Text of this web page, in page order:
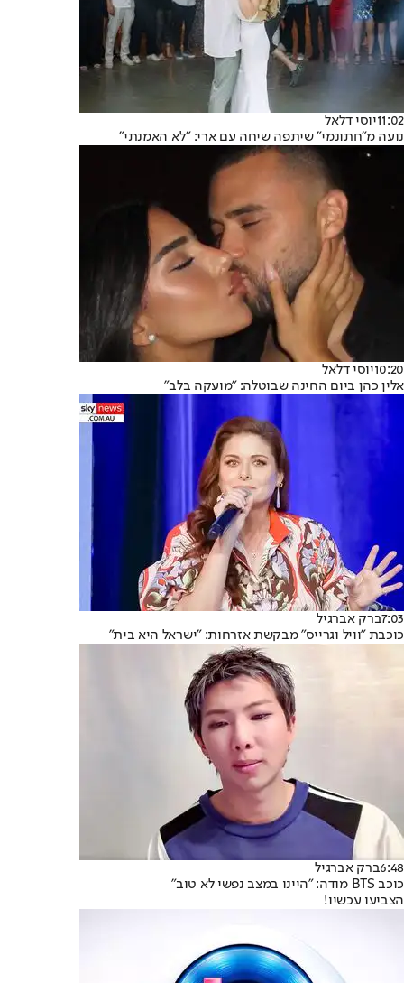
11:02יוסי דלאל
נועה מ"חתונמי" שיתפה שיחה עם ארי: "לא האמנתי"
10:20יוסי דלאל
אלין כהן ביום החינה שבוטלה: "מועקה בלב"
7:03ברק אברגיל
כוכבת "וויל וגרייס" מבקשת אזרחות: "ישראל היא בית"
6:48ברק אברגיל
כוכב BTS מודה: "היינו במצב נפשי לא טוב"
הצביעו עכשיו!